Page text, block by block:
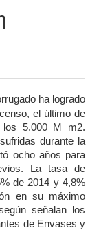
ha logrado
el último de
5.000 M m2.
durante la
ocho años para
La tasa de
de 2014 y 4,8%
en su máximo
señalan los
de Envases y